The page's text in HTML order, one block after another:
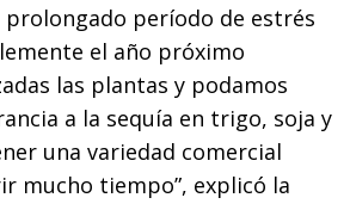
período de estrés
el año próximo
las plantas y podamos
a la sequía en trigo, soja y
una variedad comercial
mucho tiempo”, explicó la